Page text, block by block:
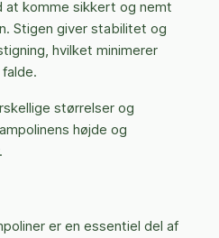
at komme sikkert og nemt
Stigen giver stabilitet og
hvilket minimerer
størrelser og
højde og
er en essentiel del af